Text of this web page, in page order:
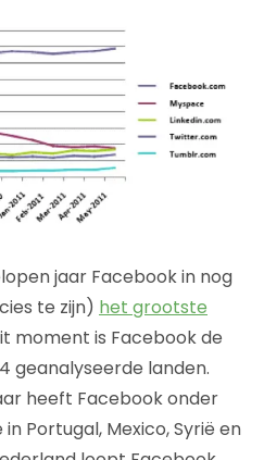
jaar Facebook in nog
te zijn) het grootste
moment is Facebook de
geanalyseerde landen.
heeft Facebook onder
Portugal, Mexico, Syrië en